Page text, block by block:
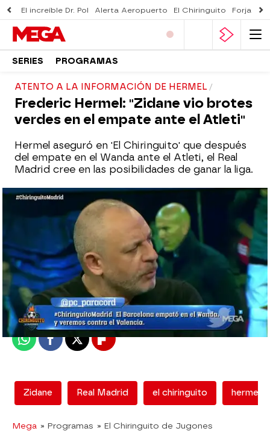
El increíble Dr. Pol Alerta Aeropuerto El Chiringuito Forjado
SERIES PROGRAMAS
ATENTO A LA INFORMACIÓN DE HERMEL
Frederic Hermel: "Zidane vio brotes
verdes en el empate ante el Atleti"
Hermel aseguró en 'El Chiringuito' que después
del empate en el Wanda ante el Atleti, el Real
Madrid cree en las posibilidades de ganar la liga.
mega
Madrid
Publicado:20 de noviembre de 2017, 02:03
WhatsappFacebook
X Flipboard
Zidane Real Madrid el chiringuito hermel
Mega » Programas » El Chiringuito de Jugones